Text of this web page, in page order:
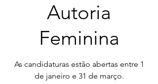
Autoria
Feminina
As candidaturas estão abertas entre 1
de janeiro e 31 de março.